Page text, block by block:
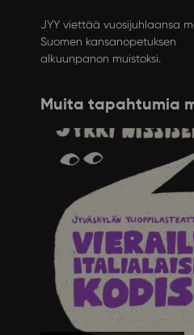
JYY viettää vuosijuhlaansa
Suomen kansanopetuksen
alkuunpanon muistoksi.
Muita tapahtumia